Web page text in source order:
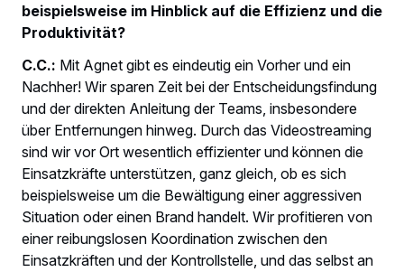
beispielsweise im Hinblick auf die Effizienz und die
Produktivität?
C.C.: Mit Agnet gibt es eindeutig ein Vorher und ein
Nachher! Wir sparen Zeit bei der Entscheidungsfindung
und der direkten Anleitung der Teams, insbesondere
über Entfernungen hinweg. Durch das Videostreaming
sind wir vor Ort wesentlich effizienter und können die
Einsatzkräfte unterstützen, ganz gleich, ob es sich
beispielsweise um die Bewältigung einer aggressiven
Situation oder einen Brand handelt. Wir profitieren von
einer reibungslosen Koordination zwischen den
Einsatzkräften und der Kontrollstelle, und das selbst an